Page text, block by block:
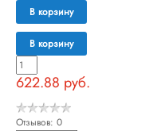
В корзину
В корзину
622.88 руб.
Отзывов: 0